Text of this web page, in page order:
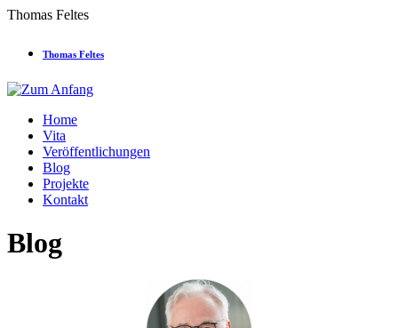
Thomas Feltes
Thomas Feltes
Home
Vita
Veröffentlichungen
Blog
Projekte
Kontakt
Blog